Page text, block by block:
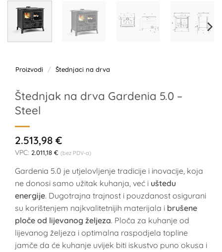
Proizvodi / Štednjaci na drva
Štednjak na drva Gardenia 5.0 –
Steel
2.513,98 €
VPC: 2.011,18 € (bez PDV-a)
Gardenia 5.0 je utjelovljenje tradicije i inovacije, koja
ne donosi samo užitak kuhanja, već i uštedu
energije. Dugotrajna trajnost i pouzdanost osigurani
su korištenjem najkvalitetnijih materijala i brušene
ploče od lijevanog željeza. Ploča za kuhanje od
lijevanog željeza i optimalna raspodjela topline
jamče da će kuhanje uvijek biti iskustvo puno okusa i